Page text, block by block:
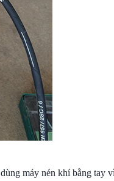
máy nén khí bằng tay